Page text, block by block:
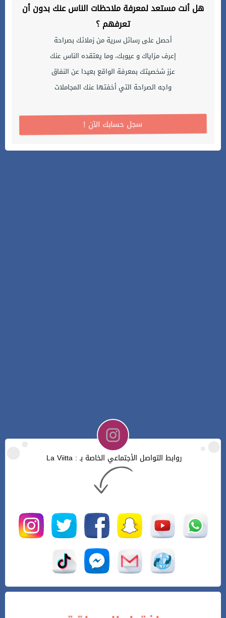
هل أنت مستعد لمعرفة ملاحظات الناس عنك بدون أن
تعرفهم ؟
أحصل على رسائل سرية من زملائك بصراحة
إعرف مزاياك و عيوبك، وما يعتقده الناس عنك
عزز شخصيتك بمعرفة الواقع بعيدا عن النفاق
واجه الصراحة التي أخفتها عنك المجاملات
! سجل حسابك الآن
روابط التواصل الأجتماعي الخاصة بـ : La Viitta